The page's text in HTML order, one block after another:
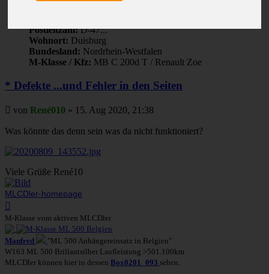
Postleitzahl:D-47...
Wohnort: Duisburg
Bundesland: Nordrhein-Westfalen
M-Klasse / Kfz: MB C 200d T / Renault Zoe
* Defekte ...und Fehler in den Seiten
Beitrag
von René010 » 15. Aug 2020, 21:38
Was könnte das denn sein was da nicht funktioniert?
Viele Grüße René10
MLCDler-homepage
oben
M-Klasse vom aktiven MLCDler
Manfred
"ML 500 Anhängereinsatz in Belgien"
W163 ML 500 Brillantsilber Laufleistung >501.100km
MLCDler können hier in dessen Box0201_093 sehen.